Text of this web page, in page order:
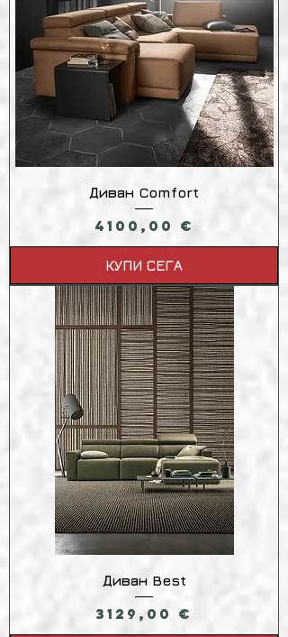
Диван Comfort
Цена
4100,00 €
КУПИ СЕГА
Диван Best
Цена
3129,00 €